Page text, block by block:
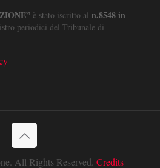
è stato iscritto al n.8548 in
periodici del Tribunale di
All Rights Reserved. Credits